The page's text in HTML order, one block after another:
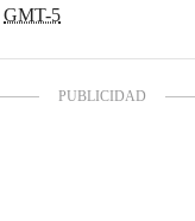
GMT-5